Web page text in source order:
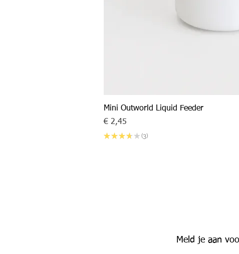
Mini Outworld Liquid Feeder
Prijs
€ 2,45
★ ★ ★ ★ ★ 3
3
Meld je aan